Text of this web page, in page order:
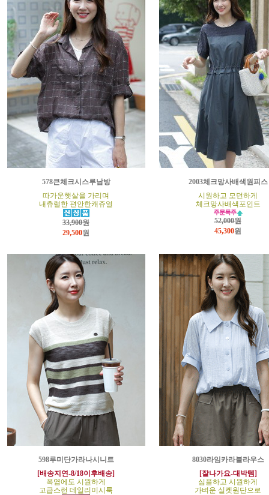
578큰체크시스루남방
따가운햇살을 가리며
내츄럴한 편안한캐쥬얼
33,900원
29,500원
2003체크망사배색원피스
시원하고 모던하게
체크망사배색포인트
52,000원
45,300원
598루미단가라나시니트
[배송지연-8/18이후배송]
폭염에도 시원하게
고급스런 데일리미시룩
8030라임카라블라우스
[잘나가요-대박템]
심플하고 시원하게
가벼운 실켓원단으로